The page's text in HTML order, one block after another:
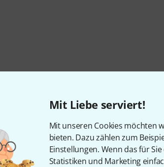
Mit Liebe serviert!
Mit unseren Cookies möchten
bieten. Dazu zählen zum
Einstellungen. Wenn das für
Statistiken und Marketing